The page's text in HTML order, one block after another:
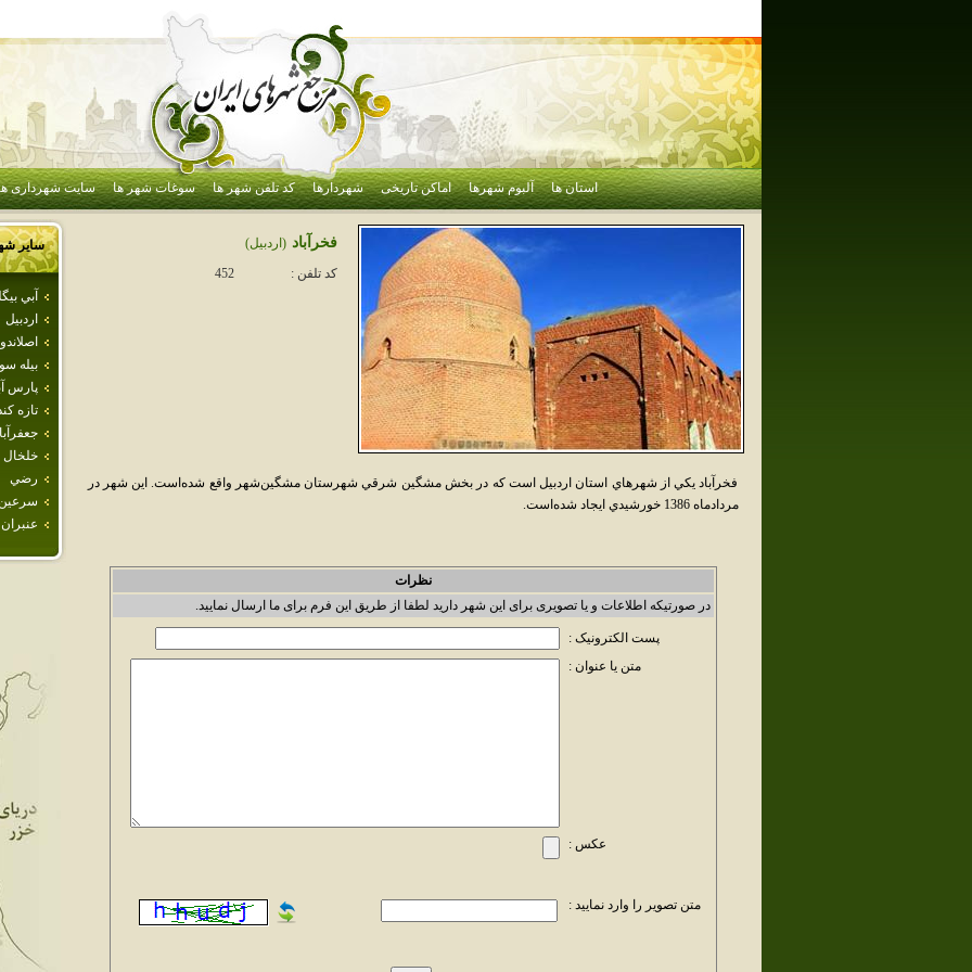
استان ها آلبوم شهرها اماکن تاریخی شهردارها کد تلفن شهر ها سوغات شهر ها سایت شهرداری
سایر
آبي
اردبيل
بيله
پارس
تازه
خلخال
رضي
عنبران
فخرآباد (اردبيل)
کد تلفن :
452
فخرآباد يکي از شهرهاي استان اردبيل است که در بخش مشگين شرقي شهرستان مشگين‌شهر واقع شده‌است. اين شهر در
مردادماه 1386 خورشيدي ايجاد شده‌است.
نظرات
در صورتیکه اطلاعات و یا تصویری برای این شهر دارید لطفا از طریق این فرم برای ما ارسال نمایید.
پست الکترونیک :
متن یا عنوان :
عکس :
متن تصویر را وارد نمایید :